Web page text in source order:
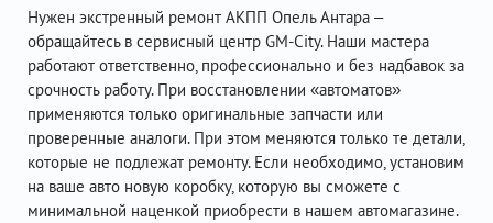
Нужен экстренный ремонт АКПП Опель Антара –
обращайтесь в сервисный центр GM-City. Наши мастера
работают ответственно, профессионально и без надбавок за
срочность работу. При восстановлении «автоматов»
применяются только оригинальные запчасти или
проверенные аналоги. При этом меняются только те детали,
которые не подлежат ремонту. Если необходимо, установим
на ваше авто новую коробку, которую вы сможете с
минимальной наценкой приобрести в нашем автомагазине.